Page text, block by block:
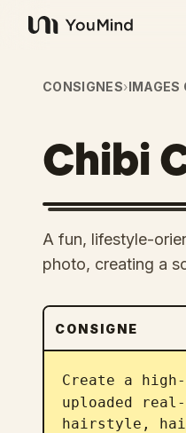
YouMind
CONSIGNES›IMAGES
Chibi
A fun, lifestyle-
photo, creating a
CONSIGNE
Create a
uploaded
hairstyle,